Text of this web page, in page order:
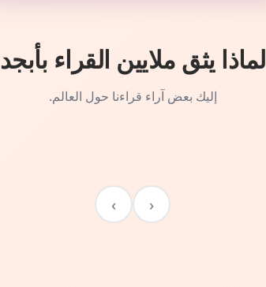
لماذا يثق ملايين القراء بأبجد
إليك بعض آراء قراءنا حول العالم.
‹
›